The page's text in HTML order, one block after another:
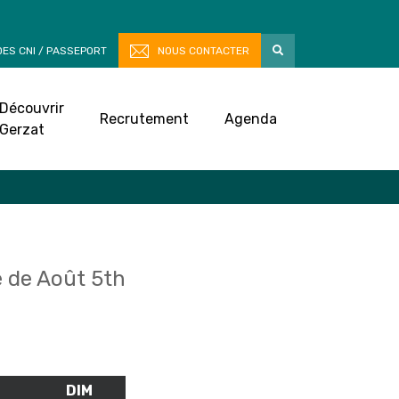
CNI / PASSEPORT NOUS CONTACTER
Découvrir
Gerzat
Recrutement Agenda
de Août 5th
DIM